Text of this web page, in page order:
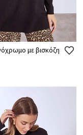
με βισκόζη